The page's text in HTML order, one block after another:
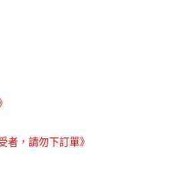
者，請勿下訂單》